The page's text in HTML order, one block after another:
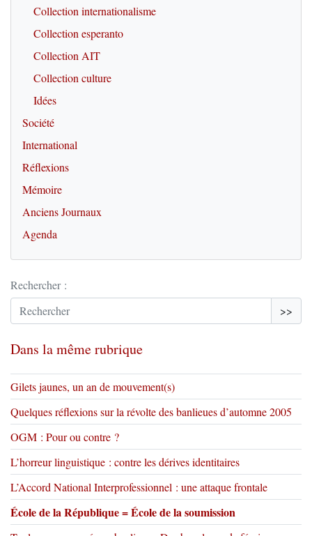
Collection internationalisme
Collection esperanto
Collection AIT
Collection culture
Idées
Société
International
Réflexions
Mémoire
Anciens Journaux
Agenda
Rechercher :
>>
Dans la même rubrique
Gilets jaunes, un an de mouvement(s)
Quelques réflexions sur la révolte des banlieues d’automne 2005
OGM : Pour ou contre ?
L’horreur linguistique : contre les dérives identitaires
L’Accord National Interprofessionnel : une attaque frontale
École de la République = École de la soumission